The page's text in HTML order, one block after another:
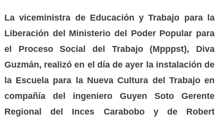
La viceministra de Educación y Trabajo para la
Liberación del Ministerio del Poder Popular para
el Proceso Social del Trabajo (Mpppst), Diva
Guzmán, realizó en el día de ayer la instalación de
la Escuela para la Nueva Cultura del Trabajo en
compañía del ingeniero Guyen Soto Gerente
Regional del Inces Carabobo y de Robert